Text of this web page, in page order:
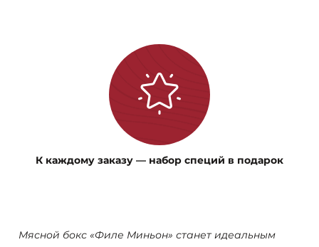
К каждому заказу — набор специй в подарок
Мясной бокс «Филе Миньон» станет идеальным